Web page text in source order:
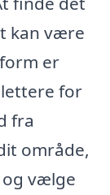
kan være
er
for
fra
område,
og vælge